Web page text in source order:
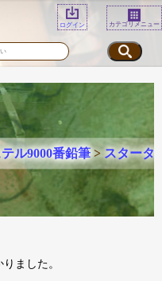
ログイン カテゴリメニュー
ル9000番鉛筆 > スタータ
ました。